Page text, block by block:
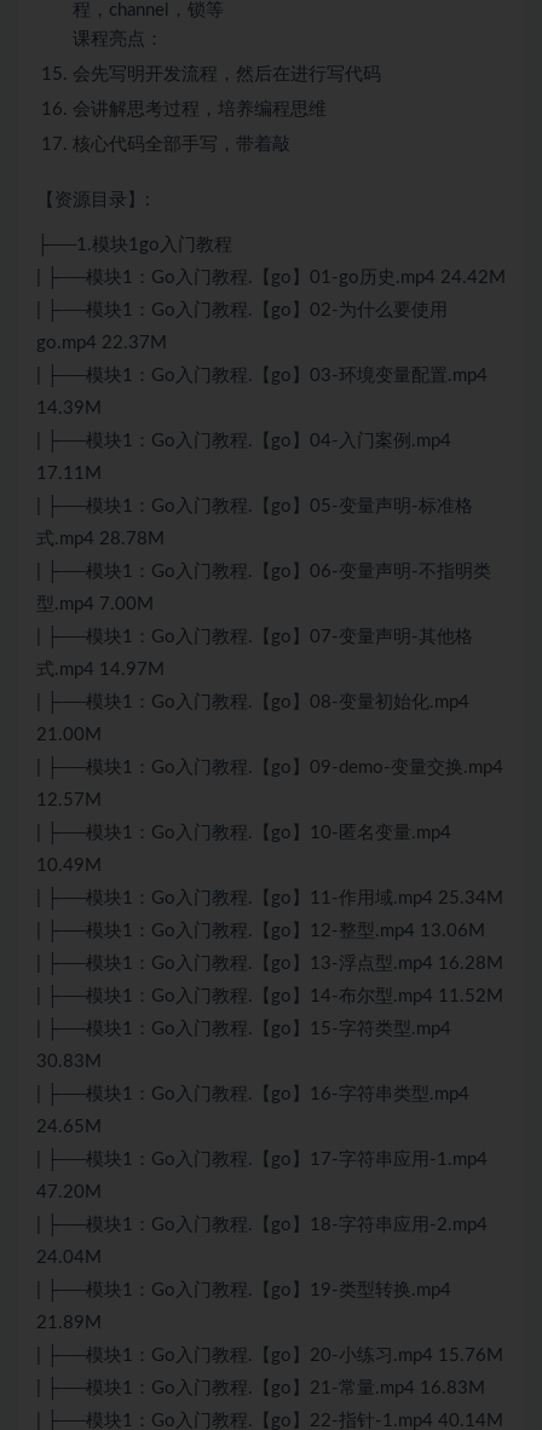
程，channel，锁等
课程亮点：
会先写明开发流程，然后在进行写代码
会讲解思考过程，培养编程思维
核心代码全部手写，带着敲
【资源目录】:
├──1.模块1go入门教程
| ├──模块1： Go 入门教程.【go】01-go历史.mp4 24.42M
| ├──模块1： Go 入门教程.【go】02-为什么要使用
go.mp4 22.37M
| ├──模块1： Go 入门教程.【go】03-环境变量配置.mp4
14.39M
| ├──模块1：Go入门教程.【go】04-入门案例.mp4
17.11M
| ├──模块1：Go入门教程.【go】05-变量声明-标准格
式.mp4 28.78M
| ├──模块1：Go入门教程.【go】06-变量声明-不指明类
型.mp4 7.00M
| ├──模块1：Go入门教程.【go】07-变量声明-其他格
式.mp4 14.97M
| ├──模块1：Go入门教程.【go】08-变量初始化.mp4
21.00M
| ├──模块1：Go入门教程.【go】09-demo-变量交换.mp4
12.57M
| ├──模块1：Go入门教程.【go】10-匿名变量.mp4
10.49M
| ├──模块1：Go入门教程.【go】11-作用域.mp4 25.34M
| ├──模块1：Go入门教程.【go】12-整型.mp4 13.06M
| ├──模块1：Go入门教程.【go】13-浮点型.mp4 16.28M
| ├──模块1：Go入门教程.【go】14-布尔型.mp4 11.52M
| ├──模块1：Go入门教程.【go】15-字符类型.mp4
30.83M
| ├──模块1：Go入门教程.【go】16-字符串类型.mp4
24.65M
| ├──模块1：Go入门教程.【go】17-字符串应用-1.mp4
47.20M
| ├──模块1：Go入门教程.【go】18-字符串应用-2.mp4
24.04M
| ├──模块1：Go入门教程.【go】19-类型转换.mp4
21.89M
| ├──模块1：Go入门教程.【go】20-小练习.mp4 15.76M
| ├──模块1：Go入门教程.【go】21-常量.mp4 16.83M
| ├──模块1：Go入门教程.【go】22-指针-1.mp4 40.14M